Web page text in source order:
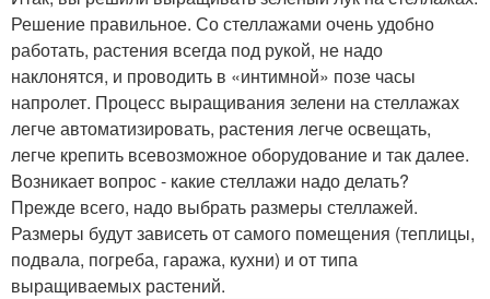
Решение правильное. Со стеллажами очень удобно
работать, растения всегда под рукой, не надо
наклонятся, и проводить в «интимной» позе часы
напролет. Процесс выращивания зелени на стеллажах
легче автоматизировать, растения легче освещать,
легче крепить всевозможное оборудование и так далее.
Возникает вопрос - какие стеллажи надо делать?
Прежде всего, надо выбрать размеры стеллажей.
Размеры будут зависеть от самого помещения (теплицы,
подвала, погреба, гаража, кухни) и от типа
выращиваемых растений.